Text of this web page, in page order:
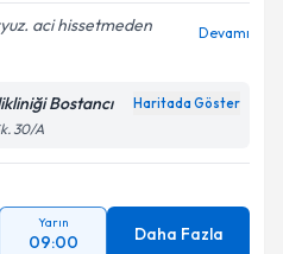
aci hissetmeden
Devamı
Bostancı Haritada Göster
30/A
Yarın
09:00 Daha Fazla